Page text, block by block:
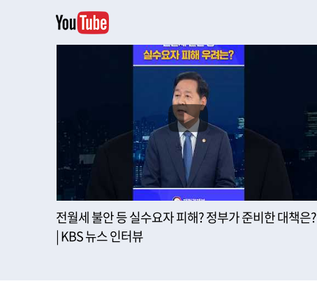
전월세 불안 등 실수요자 피해? 정부가 준비한 대책은?
| KBS 뉴스 인터뷰